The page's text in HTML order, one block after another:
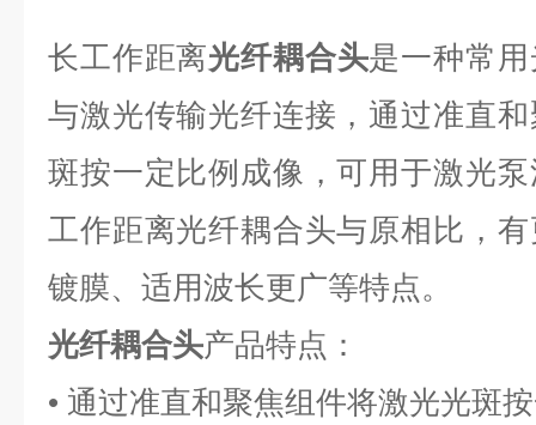
长工作距离光纤耦合头是一种常
与激光传输光纤连接，通过准直
斑按一定比例成像，可用于激光
工作距离光纤耦合头与原相比，
镀膜、适用波长更广等特点。
光纤耦合头产品特点：
• 通过准直和聚焦组件将激光光斑